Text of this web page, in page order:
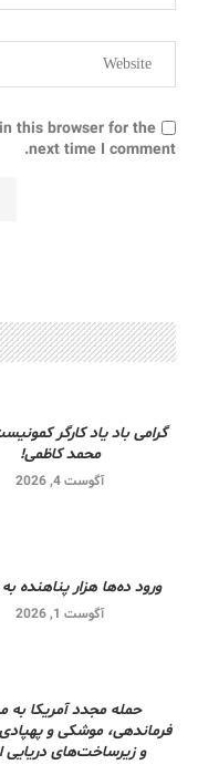
this browser for the
next time I comment.
گرامی باد یاد کارگر
محمد کاظمی!
آگوست 4, 2026
ورود ده‌ها هزار پناهنده
آگوست 1, 2026
حمله مجدد آمریکا به
فرماندهی، موشکی و
و زیرساخت‌های دریایی